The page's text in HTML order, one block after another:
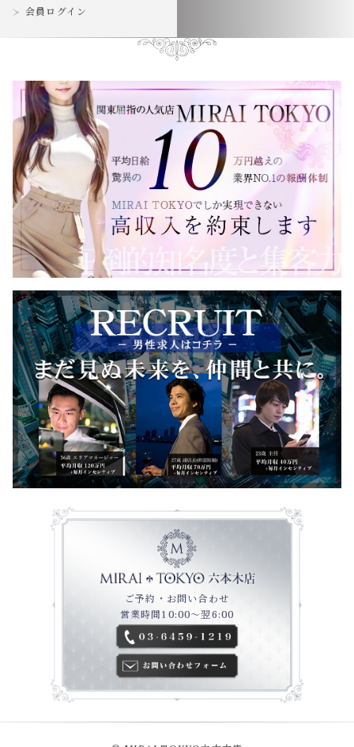
会員ログイン
ご予約・お問い合わせ
営業時間10:00～翌6:00